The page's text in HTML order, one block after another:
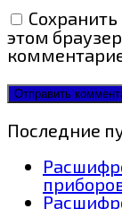
этом
Последние